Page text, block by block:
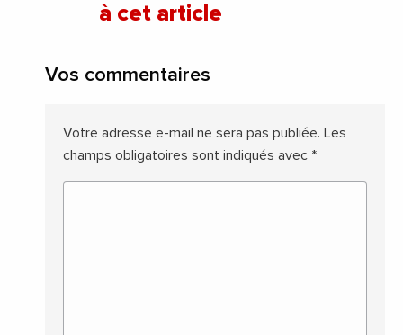
à cet article
Vos commentaires
Votre adresse e-mail ne sera pas publiée. Les
champs obligatoires sont indiqués avec *